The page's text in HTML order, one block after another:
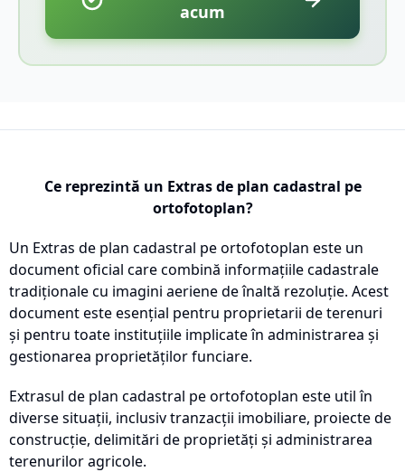
acum
Ce reprezintă un Extras de plan cadastral pe
ortofotoplan?
Un Extras de plan cadastral pe ortofotoplan este un
document oficial care combină informațiile cadastrale
tradiționale cu imagini aeriene de înaltă rezoluție. Acest
document este esențial pentru proprietarii de terenuri
și pentru toate instituțiile implicate în administrarea și
gestionarea proprietăților funciare.
Extrasul de plan cadastral pe ortofotoplan este util în
diverse situații, inclusiv tranzacții imobiliare, proiecte de
construcție, delimitări de proprietăți și administrarea
terenurilor agricole.